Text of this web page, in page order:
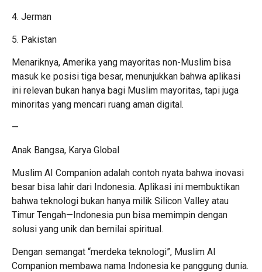
4. Jerman
5. Pakistan
Menariknya, Amerika yang mayoritas non-Muslim bisa
masuk ke posisi tiga besar, menunjukkan bahwa aplikasi
ini relevan bukan hanya bagi Muslim mayoritas, tapi juga
minoritas yang mencari ruang aman digital.
—
Anak Bangsa, Karya Global
Muslim AI Companion adalah contoh nyata bahwa inovasi
besar bisa lahir dari Indonesia. Aplikasi ini membuktikan
bahwa teknologi bukan hanya milik Silicon Valley atau
Timur Tengah—Indonesia pun bisa memimpin dengan
solusi yang unik dan bernilai spiritual.
Dengan semangat “merdeka teknologi”, Muslim AI
Companion membawa nama Indonesia ke panggung dunia.